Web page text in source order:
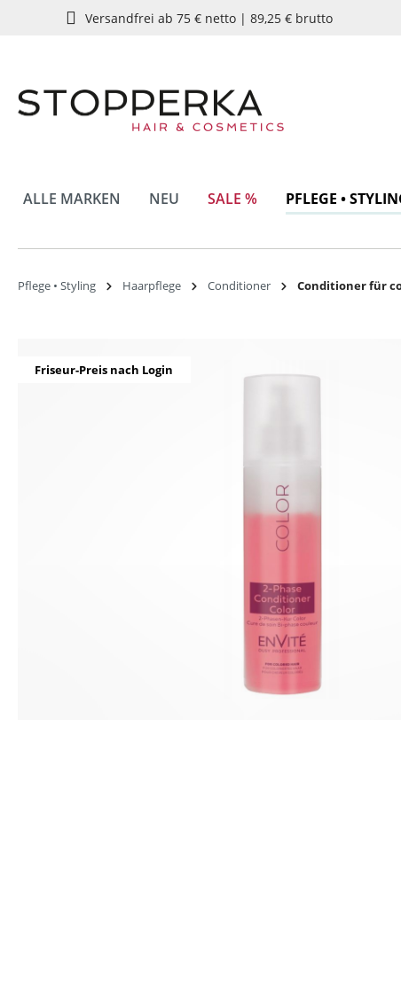
Zur Hauptnavigation springen
Versandfrei ab 75 € netto | 89,25 € brutto
ALLE MARKEN NEU SALE % PFLEGE •
Pflege • Styling Haarpflege Conditioner Conditioner für
Friseur-Preis nach Login